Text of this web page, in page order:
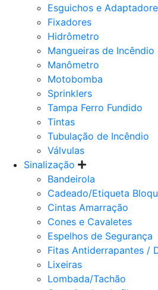
Esguichos e
Fixadores
Hidrômetro
Mangueiras de Incêndio
Manômetro
Motobomba
Sprinklers
Tampa Ferro Fundido
Tintas
Tubulação de Incêndio
Válvulas
Sinalização
Bandeirola
Cadeado/Etiqueta
Cintas Amarração
Cones e Cavaletes
Espelhos de Segurança
Fitas Antiderrapantes /
Lixeiras
Lombada/Tachão